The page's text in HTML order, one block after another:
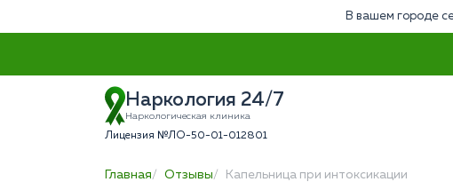
В вашем городе
Наркология 24/7
Наркологическая клиника
Лицензия №ЛО-50-01-012801
Главная Отзывы Капельница при интоксикации